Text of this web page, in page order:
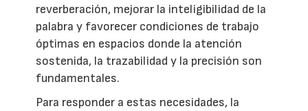
reverberación, mejorar la inteligibilidad de la
palabra y favorecer condiciones de trabajo
óptimas en espacios donde la atención
sostenida, la trazabilidad y la precisión son
fundamentales.
Para responder a estas necesidades, la